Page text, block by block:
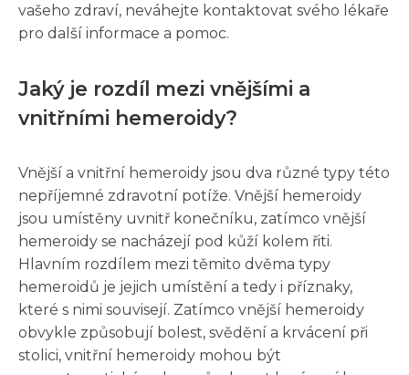
vašeho zdraví, neváhejte kontaktovat svého lékaře
pro další informace a pomoc.
Jaký je rozdíl mezi vnějšími a
vnitřními hemeroidy?
Vnější a vnitřní hemeroidy jsou dva různé typy této
nepříjemné zdravotní potíže. Vnější hemeroidy
jsou umístěny uvnitř konečníku, zatímco vnější
hemeroidy se nacházejí pod kůží kolem řiti.
Hlavním rozdílem mezi těmito dvěma typy
hemeroidů je jejich umístění a tedy i příznaky,
které s nimi souvisejí. Zatímco vnější hemeroidy
obvykle způsobují bolest, svědění a krvácení při
stolici, vnitřní hemeroidy mohou být